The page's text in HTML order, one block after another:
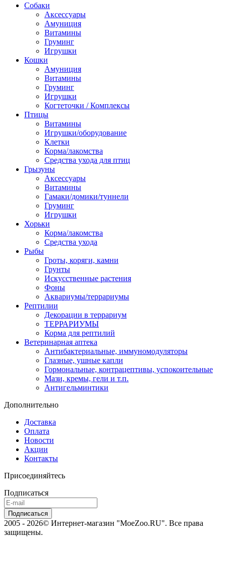
Собаки
Аксессуары
Амуниция
Витамины
Груминг
Игрушки
Кошки
Амуниция
Витамины
Груминг
Игрушки
Когтеточки / Комплексы
Птицы
Витамины
Игрушки/оборудование
Клетки
Корма/лакомства
Средства ухода для птиц
Грызуны
Аксессуары
Витамины
Гамаки/домики/туннели
Груминг
Игрушки
Хорьки
Корма/лакомства
Средства ухода
Рыбы
Гроты, коряги, камни
Грунты
Искусственные растения
Фоны
Аквариумы/террариумы
Рептилии
Декорации в террариум
ТЕРРАРИУМЫ
Корма для рептилий
Ветеринарная аптека
Антибактериальные, иммуномодуляторы
Глазные, ушные капли
Гормональные, контрацептивы, успокоительные
Мази, кремы, гели и т.п.
Антигельминтики
Дополнительно
Доставка
Оплата
Новости
Акции
Контакты
Присоединяйтесь
Подписаться
2005 - 2026© Интернет-магазин "MoeZoo.RU". Все права
защищены.